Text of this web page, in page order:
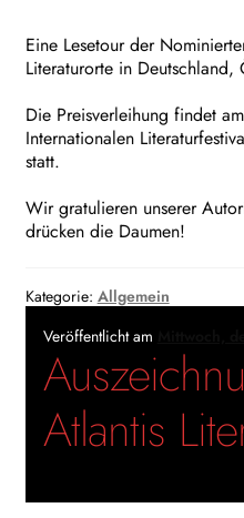
Eine Lesetour der
Literaturorte in
Die Preisverleihung findet
Internationalen
statt.
Wir gratulieren unserer
drücken die Daumen!
Kategorie: Allgemein
Veröffentlicht am
Atlantis